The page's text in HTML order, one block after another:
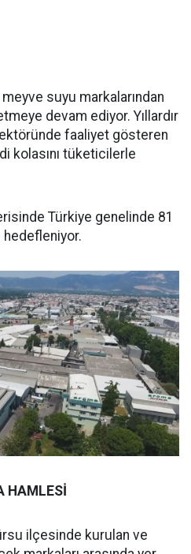
suyu markalarından
devam ediyor. Yıllardır
faaliyet gösteren
kolasını tüketicilerle
Türkiye genelinde 81
hedefleniyor.
HAMLESİ
ilçesinde kurulan ve